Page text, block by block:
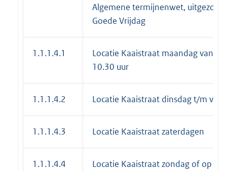
Algemene termijnenwet,
Goede Vrijdag
1.1.1.4.1
Locatie Kaaistraat maandag vanaf
10.30 uur
1.1.1.4.2 Locatie Kaaistraat dinsdag t/m
1.1.1.4.3 Locatie Kaaistraat zaterdagen
1.1.1.4.4
Locatie Kaaistraat zondag of op